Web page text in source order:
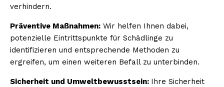
verhindern.
Präventive Maßnahmen: Wir helfen Ihnen dabei,
potenzielle Eintrittspunkte für Schädlinge zu
identifizieren und entsprechende Methoden zu
ergreifen, um einen weiteren Befall zu unterbinden.
Sicherheit und Umweltbewusstsein: Ihre Sicherheit